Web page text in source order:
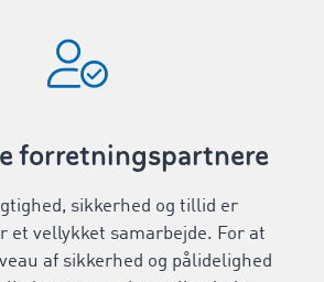
forretningspartnere
sikkerhed og tillid er
et vellykket samarbejde. For at
af sikkerhed og pålidelighed